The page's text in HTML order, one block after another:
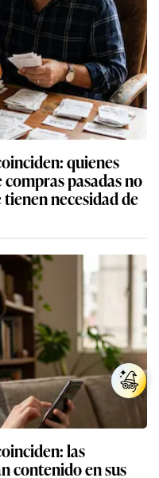
quienes
pasadas no
necesidad de
las
contenido en sus